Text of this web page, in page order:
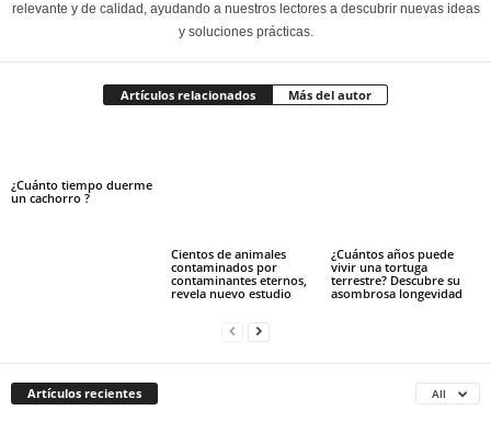
relevante y de calidad, ayudando a nuestros lectores a descubrir nuevas ideas
y soluciones prácticas.
Artículos relacionados Más del autor
¿Cuánto tiempo duerme
un cachorro ?
Cientos de animales
contaminados por
contaminantes eternos,
revela nuevo estudio
¿Cuántos años puede
vivir una tortuga
terrestre? Descubre su
asombrosa longevidad
Artículos recientes All